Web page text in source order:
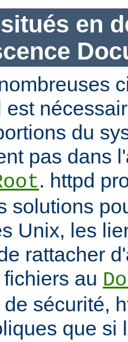
en
est
du
pas dans
. httpd
solutions
Unix, les
rattacher
au
sécurité,
que si